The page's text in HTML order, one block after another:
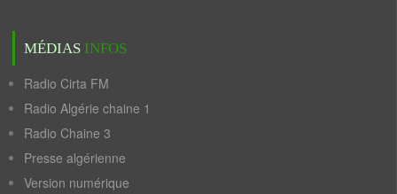
MÉDIAS INFOS
Radio Cirta FM
Radio Algérie chaine 1
Radio Chaine 3
Presse algérienne
Version numérique